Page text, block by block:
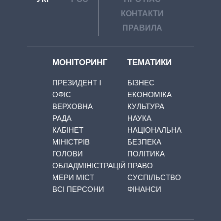
КОНТАКТИ
ПРАВИЛА
МОНІТОРИНГ
ПРЕЗИДЕНТ І
ОФІС
ВЕРХОВНА
РАДА
КАБІНЕТ
МІНІСТРІВ
ГОЛОВИ
ОБЛАДМІНІСТРАЦІЙ
МЕРИ МІСТ
ВСІ ПЕРСОНИ
ТЕМАТИКИ
БІЗНЕС
ЕКОНОМІКА
КУЛЬТУРА
НАУКА
НАЦІОНАЛЬНА
БЕЗПЕКА
ПОЛІТИКА
ПРАВО
СУСПІЛЬСТВО
ФІНАНСИ